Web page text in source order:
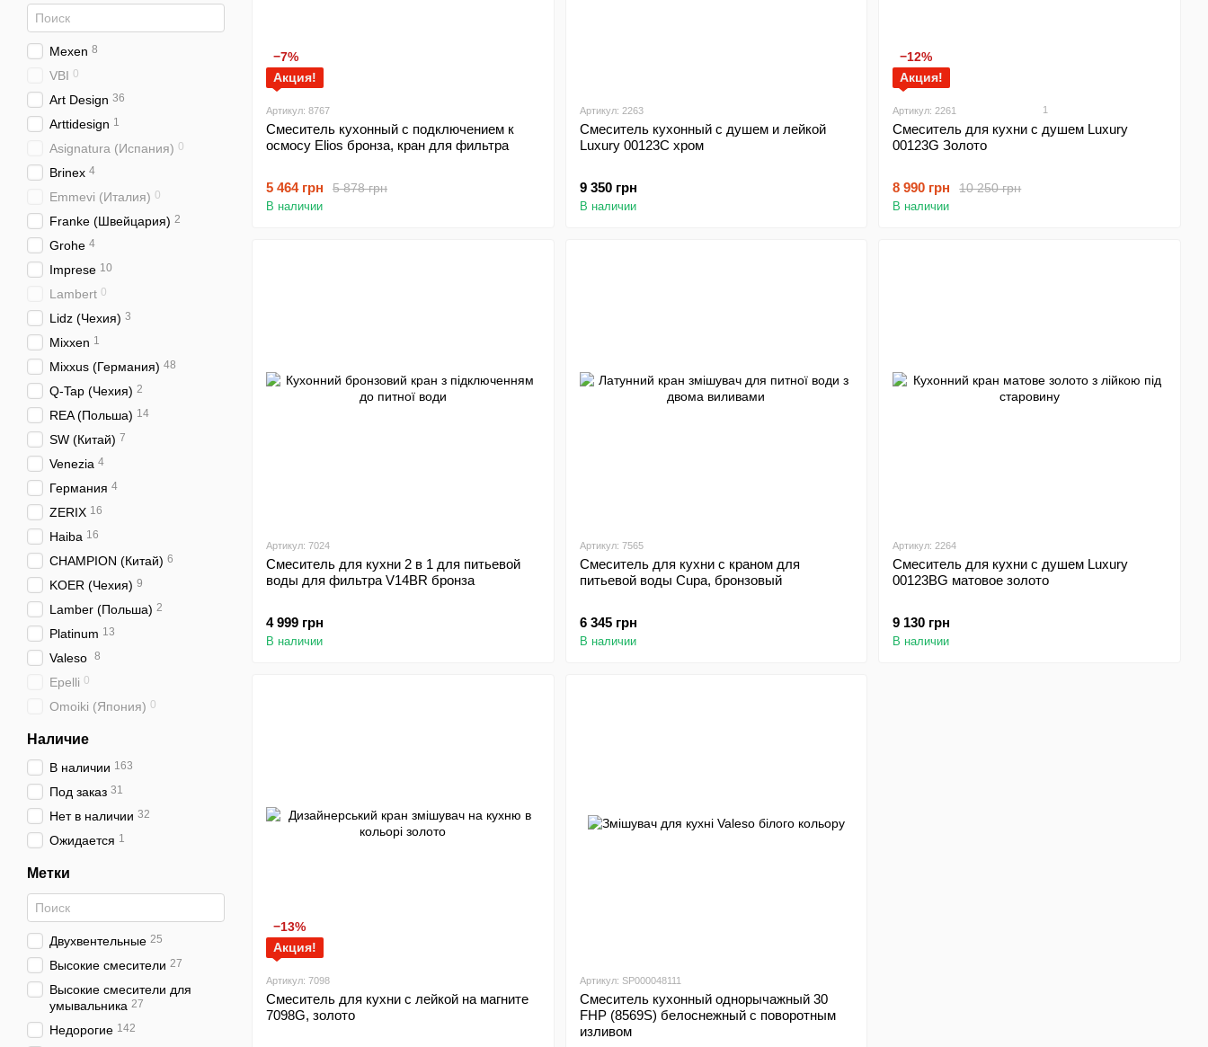
−7%
Акция!
Артикул: 8767
Смеситель кухонный с подключением к
осмосу Elios бронза, кран для фильтра
5 878 грн
5 464 грн
В наличии
Артикул: 2263
Смеситель кухонный с душем и лейкой
Luxury 00123C хром
9 350 грн
В наличии
−12%
Акция!
Артикул: 2261 1
Смеситель для кухни с душем Luxury
00123G Золото
10 250 грн
8 990 грн
В наличии
Артикул: 7024
Смеситель для кухни 2 в 1 для питьевой
воды для фильтра V14BR бронза
4 999 грн
В наличии
Артикул: 7565
Смеситель для кухни с краном для
питьевой воды Cupa, бронзовый
6 345 грн
В наличии
Артикул: 2264
Смеситель для кухни с душем Luxury
00123BG матовое золото
9 130 грн
В наличии
−13%
Акция!
Артикул: 7098
Смеситель для кухни с лейкой на магните
7098G, золото
Артикул: SP000048111
Смеситель кухонный однорычажный 30
FHP (8569S) белоснежный с поворотным
изливом
Mexen 8
VBI 0
Art Design 36
Arttidesign 1
Asignatura (Испания) 0
Brinex 4
Emmevi (Италия) 0
Franke (Швейцария) 2
Grohe 4
Imprese 10
Lambert 0
Lidz (Чехия) 3
Mixxen 1
Mixxus (Германия) 48
Q-Tap (Чехия) 2
REA (Польша) 14
SW (Китай) 7
Venezia 4
Германия 4
ZERIX 16
Haiba 16
CHAMPION (Китай) 6
KOER (Чехия) 9
Lamber (Польша) 2
Platinum 13
Valeso 8
Epelli 0
Omoiki (Япония) 0
Наличие
В наличии 163
Под заказ 31
Нет в наличии 32
Ожидается 1
Метки
Двухвентельные 25
Высокие смесители 27
Высокие смесители для
умывальника 27
Недорогие 142